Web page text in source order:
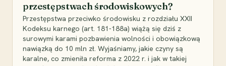
przestępstwach środowiskowych?
Przestępstwa przeciwko środowisku z rozdziału XXII
Kodeksu karnego (art. 181-188a) wiążą się dziś z
surowymi karami pozbawienia wolności i obowiązkową
nawiązką do 10 mln zł. Wyjaśniamy, jakie czyny są
karalne, co zmieniła reforma z 2022 r. i jak w takiej